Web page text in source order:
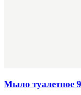
Мыло туалетное